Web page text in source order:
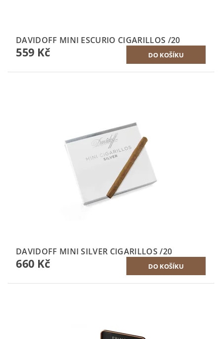
DAVIDOFF MINI ESCURIO CIGARILLOS /20
559 Kč
DAVIDOFF MINI SILVER CIGARILLOS /20
660 Kč